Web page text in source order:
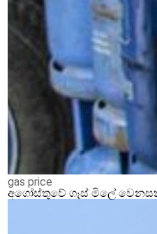
gas price
අගෝස්තුවේ ගෑස් මිලේ